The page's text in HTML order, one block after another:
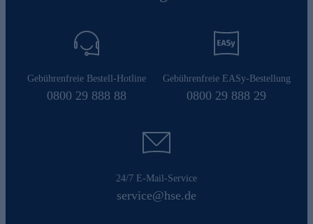
Gebührenfreie Bestell-Hotline
0800 29 888 88
Gebührenfreie EASy-Bestellung
0800 29 888 29
24/7 E-Mail-Service
service@hse.de